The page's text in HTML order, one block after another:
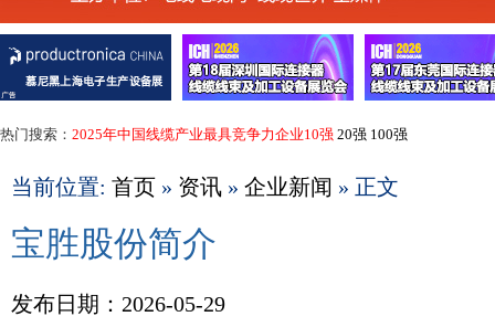
热门搜索： 2025年中国线缆产业最具竞争力企业10强 20强 100强
当前位置: 首页 » 资讯 » 企业新闻 » 正文
宝胜股份简介
发布日期：2026-05-29